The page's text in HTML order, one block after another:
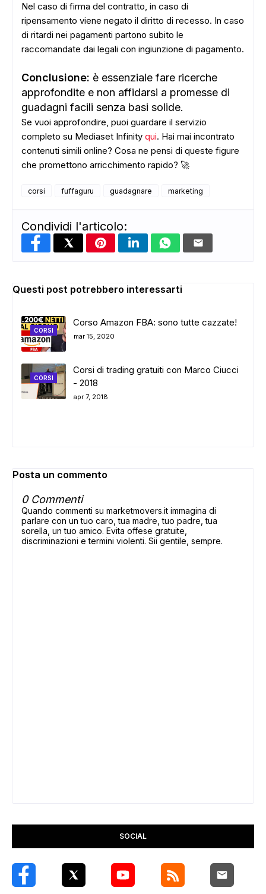
ADS
Nel caso di firma del contratto, in caso di
ripensamento viene negato il diritto di recesso. In caso
di ritardi nei pagamenti partono subito le
raccomandate dai legali con ingiunzione di pagamento.
Conclusione: è essenziale fare ricerche
approfondite e non affidarsi a promesse di
guadagni facili senza basi solide.
Se vuoi approfondire, puoi guardare il servizio
completo su Mediaset Infinity qui. Hai mai incontrato
contenuti simili online? Cosa ne pensi di queste figure
che promettono arricchimento rapido? 🚀
corsi fuffaguru guadagnare marketing
Condividi l'articolo:
Questi post potrebbero interessarti
CORSI
Corso Amazon FBA: sono tutte cazzate!
mar 15, 2020
CORSI
Corsi di trading gratuiti con Marco Ciucci
- 2018
apr 7, 2018
Posta un commento
0 Commenti
Quando commenti su marketmovers.it immagina di
parlare con un tuo caro, tua madre, tuo padre, tua
sorella, un tuo amico. Evita offese gratuite,
discriminazioni e termini violenti. Sii gentile, sempre.
SOCIAL